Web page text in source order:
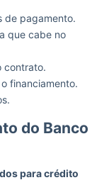
de pagamento.
que cabe no
contrato.
financiamento.
do Banco
para crédito